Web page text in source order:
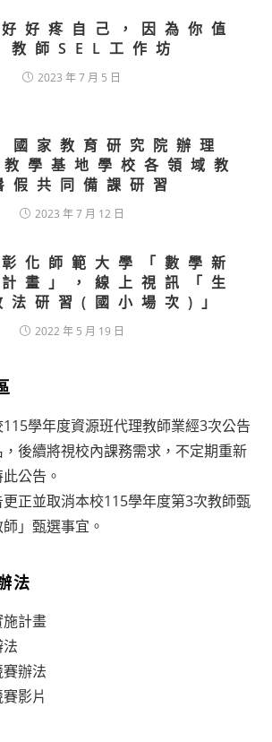
好好疼自己，因為你值
教師SEL工作坊
2023 年 7 月 5 日
國家教育研究院辦理
學基地學校各領域教
假共同備課研習
2023 年 7 月 12 日
彰化師範大學「數學新
畫」，線上視訊「生
法研習(國小場次)」
2022 年 5 月 19 日
115學年度資源班代理教師業經3次公告
後續將視校內課務需求，不定期重新
公告。
更正並取消本校115學年度第3次教師甄
」甄選事宜。
法
施計畫
辦法
影片